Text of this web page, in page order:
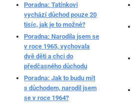
Poradna: Tatínkovi
vychází důchod pouze 20
tisíc, jak je to možné?
Poradna: Narodila jsem se
v roce 1965, vychovala
dvě děti a chci do
předčasného důchodu
Poradna: Jak to budu mít
s důchodem, narodil jsem
se v roce 1964?